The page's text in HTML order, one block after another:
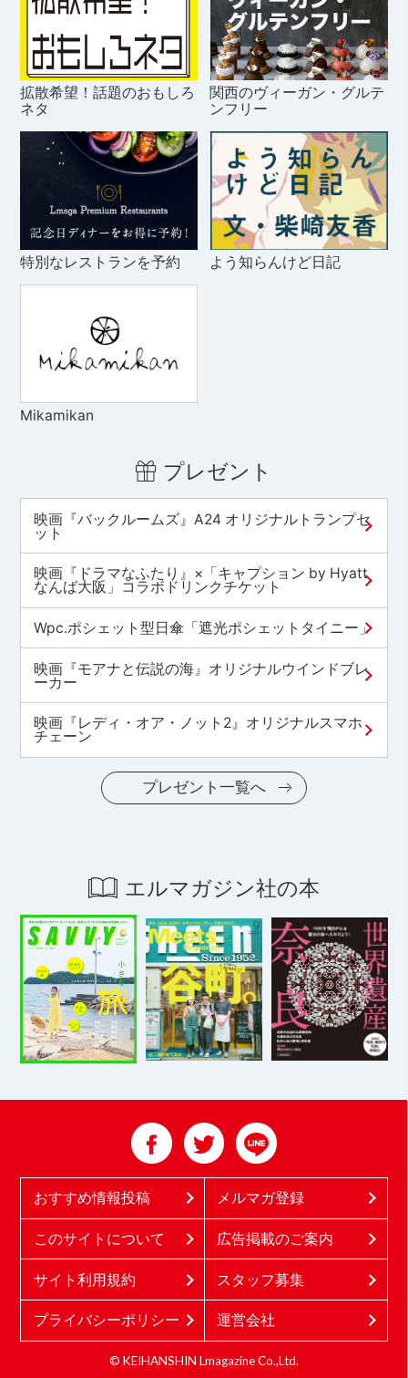
拡散希望！話題のおもしろ
ネタ
関西のヴィーガン・グルテ
ンフリー
特別なレストランを予約 よう知らんけど日記
Mikamikan
プレゼント
映画『バックルームズ』A24 オリジナルトランプセ
ット
映画『ドラマなふたり』×「キャプション by Hyatt
なんば大阪」コラボドリンクチケット
Wpc.ポシェット型日傘「遮光ポシェットタイニー」
映画『モアナと伝説の海』オリジナルウインドブレ
ーカー
映画『レディ・オア・ノット2』オリジナルスマホ
チェーン
プレゼント一覧へ
エルマガジン社の本
おすすめ情報投稿 メルマガ登録
このサイトについて 広告掲載のご案内
サイト利用規約 スタッフ募集
プライバシーポリシー 運営会社
© KEIHANSHIN Lmagazine Co.,Ltd.